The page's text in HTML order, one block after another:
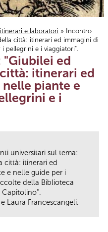
e laboratori » Incontro
città: itinerari ed immagini di
pellegrini e i viaggiatori".
ed
itinerari ed
piante e
e i
universitari sul tema:
città: itinerari ed
e nelle guide per i
della Biblioteca
Capitolino".
Laura Francescangeli.